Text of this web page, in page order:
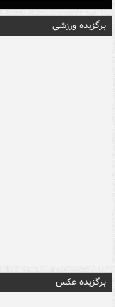
برگزیده ورزشی
برگزیده عکس